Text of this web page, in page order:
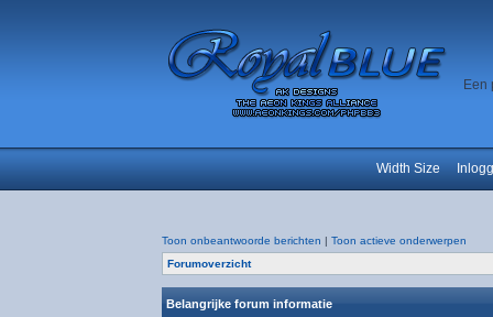
Een
Width Size
Toon onbeantwoorde berichten | Toon actieve onderwerpen
Forumoverzicht
Belangrijke forum informatie